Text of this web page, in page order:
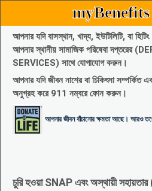
আপনার যদি বাসস্থান, খাদ্য, ইউটিলিটি, বা
আপনার স্থানীয় সামাজিক পরিষেবা
SERVICES) সাথে যোগাযোগ করুন।
আপনার যদি জীবন নাশের বা চিকিৎসা সম্পর্কিত
অনুগ্রহ করে 911 নম্বরে ফোন করুন।
আপনার জীবন বাঁচানোর ক্ষমতা আছে। আরও
চুরি হওয়া SNAP এবং অস্থায়ী